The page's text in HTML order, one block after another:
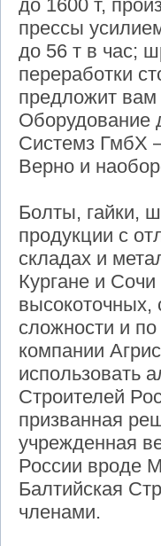
до 1600 т,
прессы
до 56 т в час;
переработки
предложит вам
Оборудование
Системз ГмбХ
Верно и
Болты, гайки,
продукции с
складах и
Кургане и
высокоточных,
сложности и
компании
использовать
Строителей
призванная
учрежденная
России вроде
Балтийская
членами.